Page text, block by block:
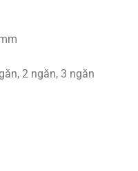
2 ngăn, 3 ngăn